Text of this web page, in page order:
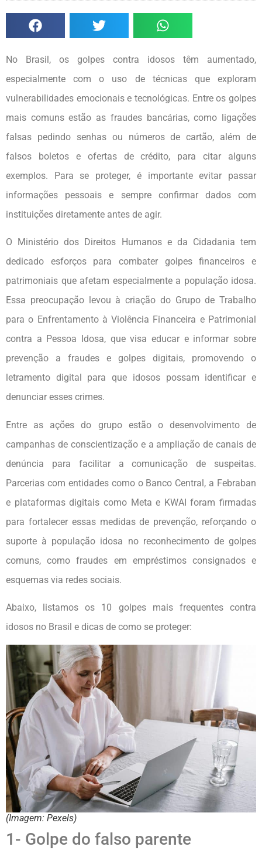
No Brasil, os golpes contra idosos têm aumentado,
especialmente com o uso de técnicas que exploram
vulnerabilidades emocionais e tecnológicas. Entre os golpes
mais comuns estão as fraudes bancárias, como ligações
falsas pedindo senhas ou números de cartão, além de
falsos boletos e ofertas de crédito, para citar alguns
exemplos. Para se proteger, é importante evitar passar
informações pessoais e sempre confirmar dados com
instituições diretamente antes de agir.
O Ministério dos Direitos Humanos e da Cidadania tem
dedicado esforços para combater golpes financeiros e
patrimoniais que afetam especialmente a população idosa.
Essa preocupação levou à criação do Grupo de Trabalho
para o Enfrentamento à Violência Financeira e Patrimonial
contra a Pessoa Idosa, que visa educar e informar sobre
prevenção a fraudes e golpes digitais, promovendo o
letramento digital para que idosos possam identificar e
denunciar esses crimes.
Entre as ações do grupo estão o desenvolvimento de
campanhas de conscientização e a ampliação de canais de
denúncia para facilitar a comunicação de suspeitas.
Parcerias com entidades como o Banco Central, a Febraban
e plataformas digitais como Meta e KWAI foram firmadas
para fortalecer essas medidas de prevenção, reforçando o
suporte à população idosa no reconhecimento de golpes
comuns, como fraudes em empréstimos consignados e
esquemas via redes sociais​.
Abaixo, listamos os 10 golpes mais frequentes contra
idosos no Brasil e dicas de como se proteger:
(Imagem: Pexels)
1- Golpe do falso parente